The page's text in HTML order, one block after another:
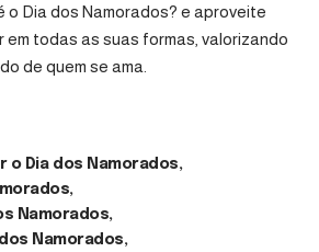
o Dia dos Namorados? e aproveite
em todas as suas formas, valorizando
de quem se ama.
o Dia dos Namorados
Namorados
Namorados